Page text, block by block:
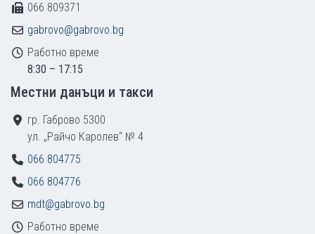
066 809371
gabrovo@gabrovo.bg
Работно време
8:30 – 17:15
Местни данъци и такси
гр. Габрово 5300
ул. „Райчо Каролев“ № 4
066 804775
066 804776
mdt@gabrovo.bg
Работно време